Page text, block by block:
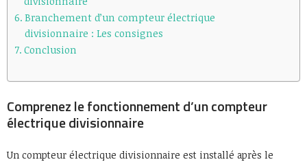
Branchement d’un compteur électrique
divisionnaire : Les consignes
Conclusion
Comprenez le fonctionnement d’un compteur
électrique divisionnaire
Un compteur électrique divisionnaire est installé après le